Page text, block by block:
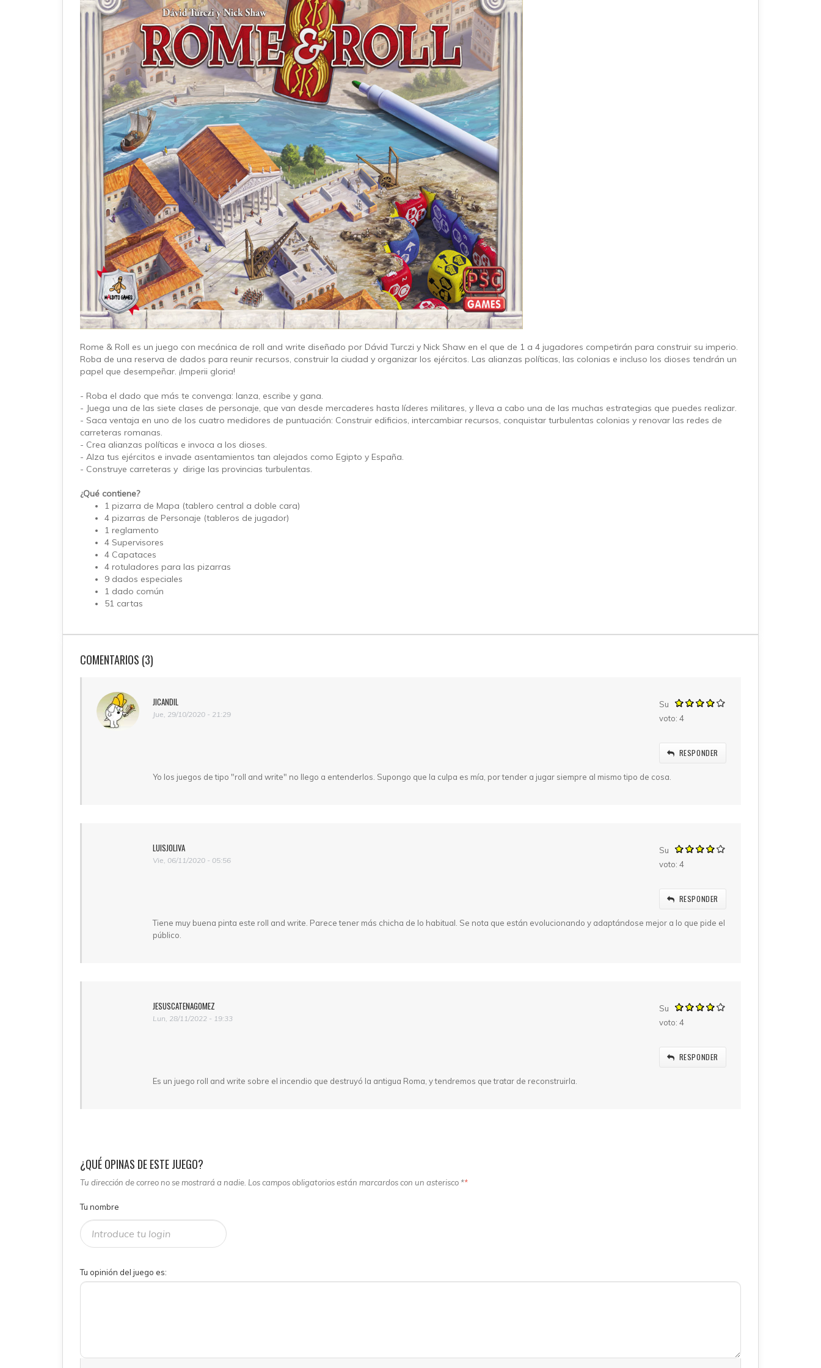
Rome & Roll es un juego con mecánica de roll and write diseñado por Dávid Turczi y Nick Shaw en el que de 1 a 4 jugadores competirán para construir su imperio.
Roba de una reserva de dados para reunir recursos, construir la ciudad y organizar los ejércitos. Las alianzas políticas, las colonias e incluso los dioses tendrán un
papel que desempeñar. ¡Imperii gloria!
- Roba el dado que más te convenga: lanza, escribe y gana.
- Juega una de las siete clases de personaje, que van desde mercaderes hasta líderes militares, y lleva a cabo una de las muchas estrategias que puedes realizar.
- Saca ventaja en uno de los cuatro medidores de puntuación: Construir edificios, intercambiar recursos, conquistar turbulentas colonias y renovar las redes de
carreteras romanas.
- Crea alianzas políticas e invoca a los dioses.
- Alza tus ejércitos e invade asentamientos tan alejados como Egipto y España.
- Construye carreteras y dirige las provincias turbulentas.
¿Qué contiene?
1 pizarra de Mapa (tablero central a doble cara)
4 pizarras de Personaje (tableros de jugador)
1 reglamento
4 Supervisores
4 Capataces
4 rotuladores para las pizarras
9 dados especiales
1 dado común
51 cartas
COMENTARIOS (3)
JICANDIL
Jue, 29/10/2020 - 21:29
Su
voto: 4
RESPONDER
Yo los juegos de tipo "roll and write" no llego a entenderlos. Supongo que la culpa es mía, por tender a jugar siempre al mismo tipo de cosa.
LUISJOLIVA
Vie, 06/11/2020 - 05:56
Su
voto: 4
RESPONDER
Tiene muy buena pinta este roll and write. Parece tener más chicha de lo habitual. Se nota que están evolucionando y adaptándose mejor a lo que pide el
público.
JESUSCATENAGOMEZ
Lun, 28/11/2022 - 19:33
Su
voto: 4
RESPONDER
Es un juego roll and write sobre el incendio que destruyó la antigua Roma, y tendremos que tratar de reconstruirla.
¿QUÉ OPINAS DE ESTE JUEGO?
Tu dirección de correo no se mostrará a nadie. Los campos obligatorios están marcardos con un asterisco **
Tu nombre
Tu opinión del juego es: